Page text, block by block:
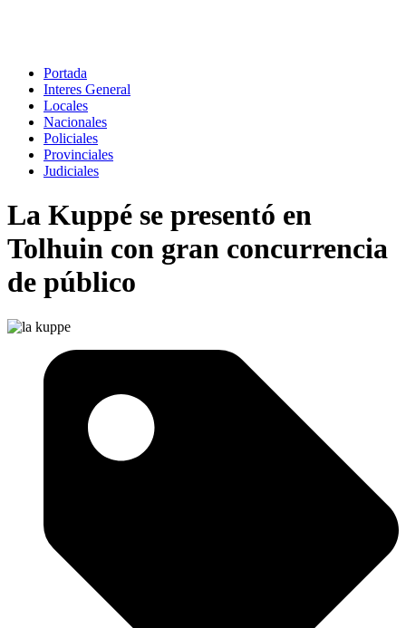
Portada
Interes General
Locales
Nacionales
Policiales
Provinciales
Judiciales
La Kuppé se presentó en
Tolhuin con gran concurrencia
de público